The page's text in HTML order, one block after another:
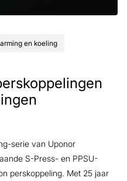
en koeling
serie van Uponor
S-Press- en PPSU-
perskoppeling. Met 25 jaar